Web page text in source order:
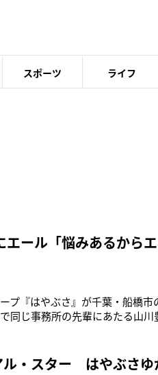
スポーツ ライフ
ール「悩みあるからエ
プ『はやぶさ』が千葉・船橋
同じ事務所の先輩にあたる山
呼ばれるユニークな振り付け
１ル・スター はやぶさ